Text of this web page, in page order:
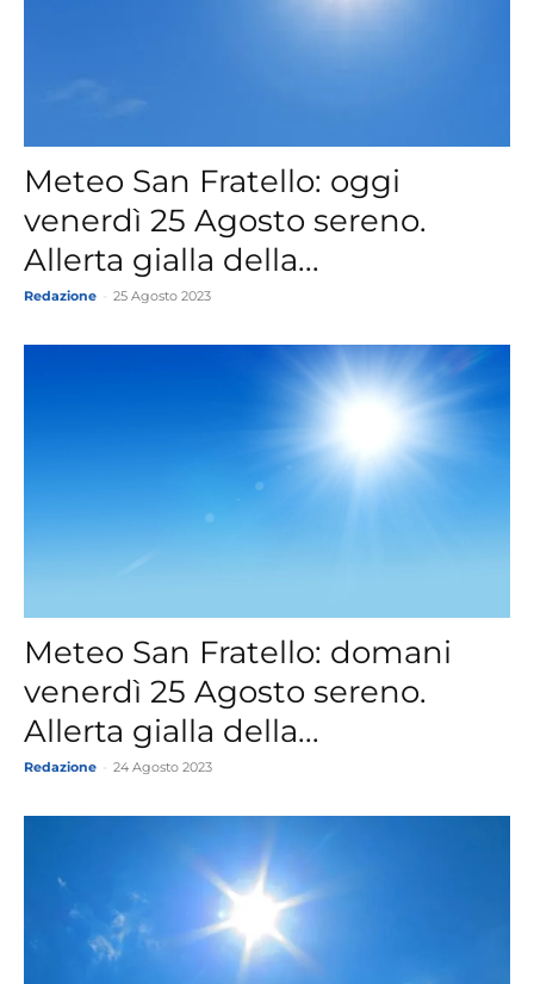
Meteo San Fratello: oggi
venerdì 25 Agosto sereno.
Allerta gialla della...
Redazione 25 Agosto 2023
Meteo San Fratello: domani
venerdì 25 Agosto sereno.
Allerta gialla della...
Redazione 24 Agosto 2023